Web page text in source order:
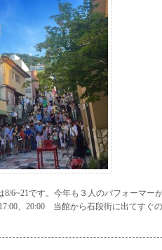
8/6~21です。今年も３人のパフォーマー
、20:00 当館から石段街に出てすぐ